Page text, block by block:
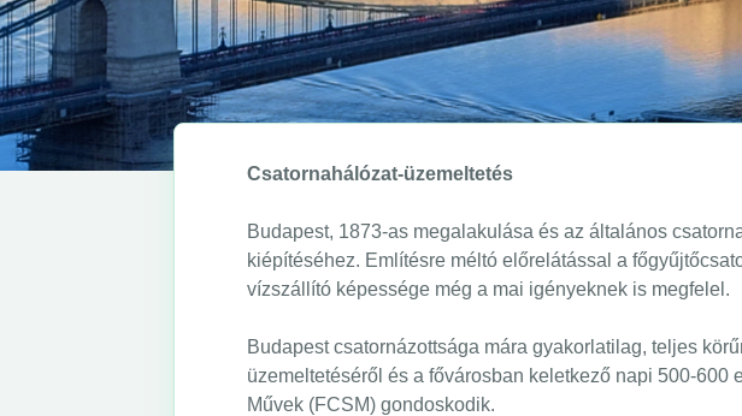
Csatornahálózat-üzemeltetés
Budapest, 1873-as megalakulása és az általános
kiépítéséhez. Említésre méltó előrelátással a
vízszállító képessége még a mai igényeknek is megfelel.
Budapest csatornázottsága mára gyakorlatilag, teljes
üzemeltetéséről és a fővárosban keletkező napi 500-600
Művek (FCSM) gondoskodik.